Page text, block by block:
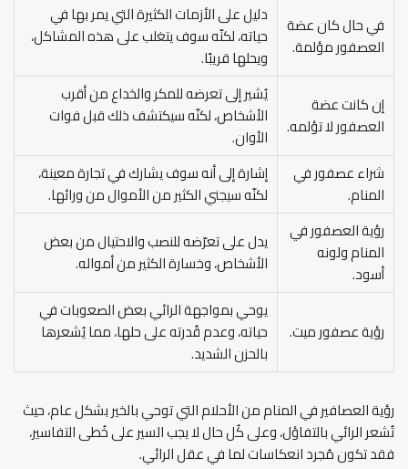
في حال كان عضة
العصفور مؤلمة.
دليل على الأزمات الكثيرة التي يمر بها في
حياته، لكنّه سوف يتغلب على هذه المشاكل،
ويحلها قريبًا.
إن كانت عضة
العصفور لا تؤلمه.
يُشير إلى تعرضه للمكر والخداع من أقرب
الأشخاص، لكنّه سيكتشف ذلك قبل فوات
الأوان.
شراء عصفور في
المنام.
إشارة إلى أنه سوف يشارك في تجارة معينة،
لكنّه سيجني الكثير من الأموال من ورائها.
رؤية العصفور في
المنام ولونه
أسود.
يدل على تعرّضه للنصب والاحتيال من بعض
الأشخاص، وخسارة الكثير من أمواله.
رؤية عصفور ميت.
يوحي بمواجهة الرائي بعض الصعوبات في
حياته، وعدم قُدرته على حلها، مما يُشعرها
بالحزن الشديد.
رؤية العصافير في المنام من الأحلام التي توحي بالخير بشكل عام، حيث
تُشعر الرائي بالتفاؤل، وعلى كُل حال لا يجب السير على خُطى التفاسير،
فقد تكون مُجرد انعكاسات لما في عقل الرائي.